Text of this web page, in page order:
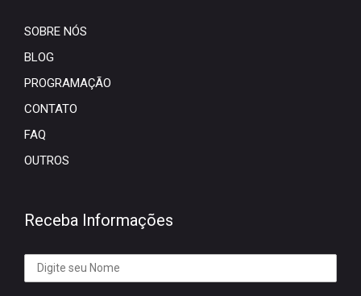
SOBRE NÓS
BLOG
PROGRAMAÇÃO
CONTATO
FAQ
OUTROS
Receba Informações